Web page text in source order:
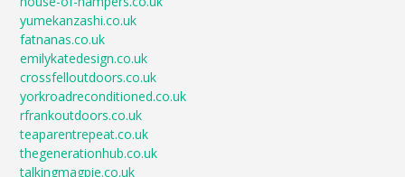
yumekanzashi.co.uk
fatnanas.co.uk
emilykatedesign.co.uk
crossfelloutdoors.co.uk
yorkroadreconditioned.co.uk
rfrankoutdoors.co.uk
teaparentrepeat.co.uk
thegenerationhub.co.uk
talkingmagpie.co.uk